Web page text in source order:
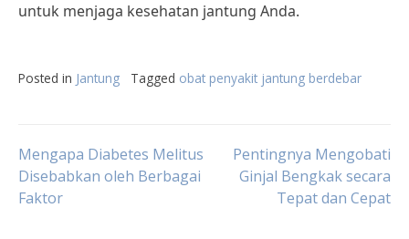
untuk menjaga kesehatan jantung Anda.
Posted in Jantung Tagged obat penyakit jantung berdebar
Post
navigation
Mengapa Diabetes Melitus
Disebabkan oleh Berbagai
Faktor
Pentingnya Mengobati
Ginjal Bengkak secara
Tepat dan Cepat